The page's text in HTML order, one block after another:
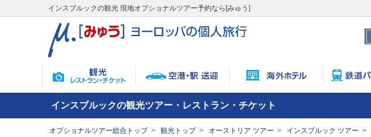
インスブルックの観光 現地オプショナルツアー予約なら[みゅう]
インスブルックの観光ツアー・レストラン・チケット
オプショナルツアー総合トップ 観光トップ オーストリア ツアー インスブルック ツアー